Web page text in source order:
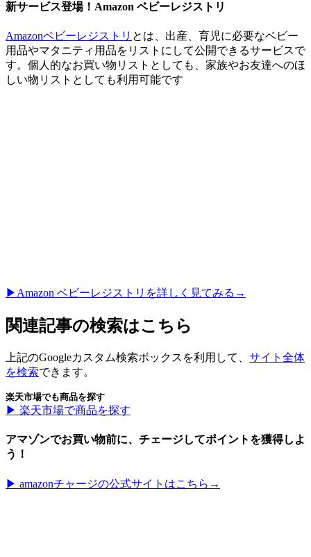
新サービス登場！Amazon ベビーレジストリ
Amazonベビーレジストリ とは、出産、育児に必要なベビー
用品やマタニティ用品をリストにして公開できるサービスで
す。個人的なお買い物リストとしても、家族やお友達へのほ
しい物リストとしても利用可能です
▶︎Amazon ベビーレジストリを詳しく見てみる→
関連記事の検索はこちら
上記のGoogleカスタム検索ボックスを利用して、 サイト全体
を検索できます。
楽天市場でも商品を探す
▶︎ 楽天市場で商品を探す
アマゾンでお買い物前に、チェージしてポイントを獲得しよ
う！
▶︎ amazonチャージの公式サイトはこちら→